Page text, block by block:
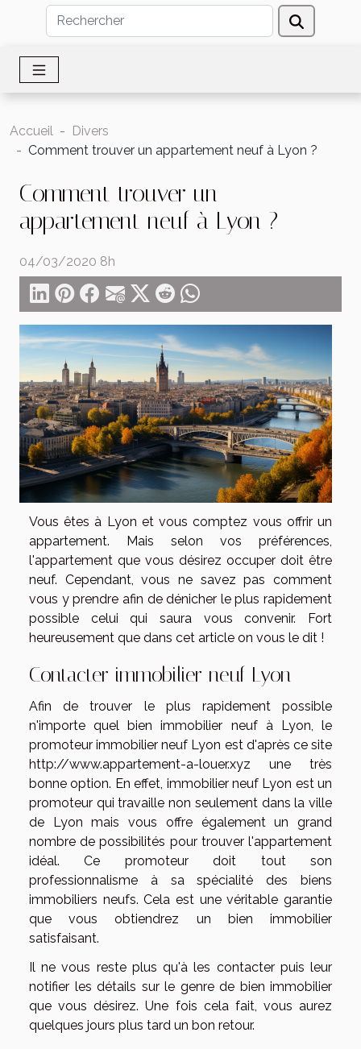
Accueil
Divers
Comment trouver un appartement neuf à Lyon ?
Comment trouver un
appartement neuf à Lyon ?
04/03/2020 8h
Vous êtes à Lyon et vous comptez vous offrir un
appartement. Mais selon vos préférences,
l'appartement que vous désirez occuper doit être
neuf. Cependant, vous ne savez pas comment
vous y prendre afin de dénicher le plus rapidement
possible celui qui saura vous convenir. Fort
heureusement que dans cet article on vous le dit !
Contacter immobilier neuf Lyon
Afin de trouver le plus rapidement possible
n'importe quel bien immobilier neuf à Lyon, le
promoteur immobilier neuf Lyon est d'après ce site
http://www.appartement-a-louer.xyz une très
bonne option. En effet, immobilier neuf Lyon est un
promoteur qui travaille non seulement dans la ville
de Lyon mais vous offre également un grand
nombre de possibilités pour trouver l'appartement
idéal. Ce promoteur doit tout son
professionnalisme à sa spécialité des biens
immobiliers neufs. Cela est une véritable garantie
que vous obtiendrez un bien immobilier
satisfaisant.
Il ne vous reste plus qu'à les contacter puis leur
notifier les détails sur le genre de bien immobilier
que vous désirez. Une fois cela fait, vous aurez
quelques jours plus tard un bon retour.